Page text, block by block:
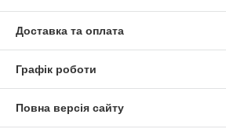
Доставка та оплата
Графік роботи
Повна версія сайту